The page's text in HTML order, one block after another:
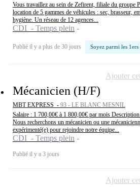
Vous travaillez au sein de Zefirent, filiale du groupe
location de 5 gammes de véhicules : sec, brasseur,
hygiène. Un réseau de 12 agences...
CDI - Temps plein
Publié il y a plus de 30 jours Soyez parmi les 1ers
Mécanicien (H/F)
MBT EXPRESS - 93 - LE BLANC MESNIL
Salaire : 1 700,00€ à 1 800,00€ par mois
Nous recherchons un mécanicien ou une
expérimenté(e) pour rejoindre notre équipe...
CDI - Temps plein
Publié il y a 3 jours
Ajouter
Ajouter